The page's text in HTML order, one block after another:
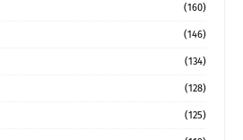
(160)
(146)
(134)
(128)
(125)